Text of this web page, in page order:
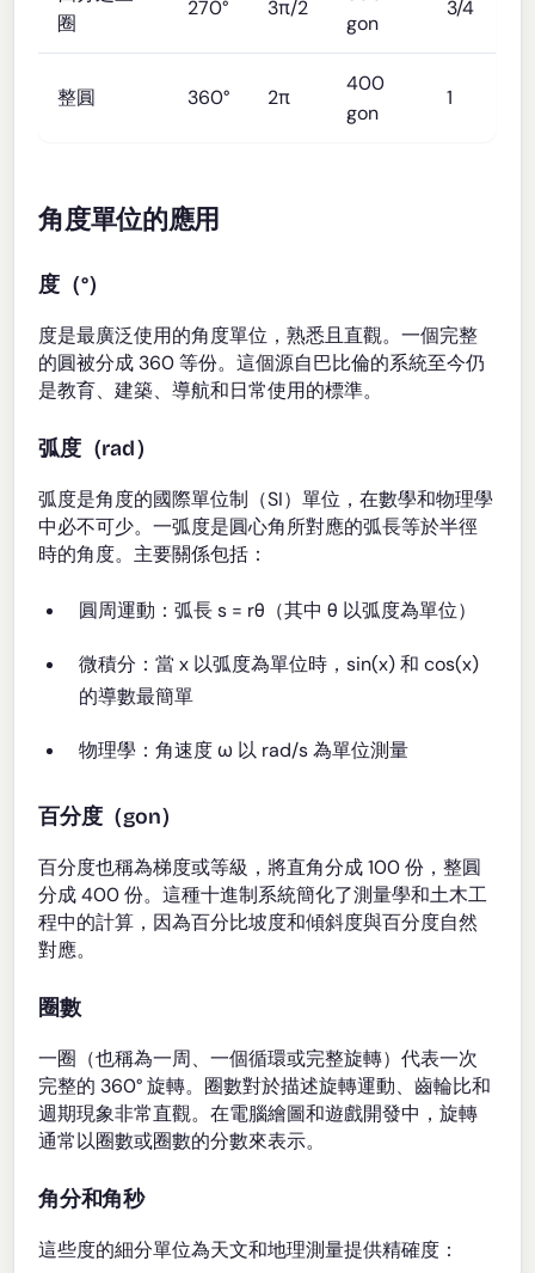
圈
270° 3π/2
gon
3/4
整圓 360° 2π
400
gon
1
角度單位的應用
度（°）
度是最廣泛使用的角度單位，熟悉且直觀。一個完整
的圓被分成 360 等份。這個源自巴比倫的系統至今仍
是教育、建築、導航和日常使用的標準。
弧度（rad）
弧度是角度的國際單位制（SI）單位，在數學和物理學
中必不可少。一弧度是圓心角所對應的弧長等於半徑
時的角度。主要關係包括：
圓周運動：弧長 s = rθ（其中 θ 以弧度為單位）
微積分：當 x 以弧度為單位時，sin(x) 和 cos(x)
的導數最簡單
物理學：角速度 ω 以 rad/s 為單位測量
百分度（gon）
百分度也稱為梯度或等級，將直角分成 100 份，整圓
分成 400 份。這種十進制系統簡化了測量學和土木工
程中的計算，因為百分比坡度和傾斜度與百分度自然
對應。
圈數
一圈（也稱為一周、一個循環或完整旋轉）代表一次
完整的 360° 旋轉。圈數對於描述旋轉運動、齒輪比和
週期現象非常直觀。在電腦繪圖和遊戲開發中，旋轉
通常以圈數或圈數的分數來表示。
角分和角秒
這些度的細分單位為天文和地理測量提供精確度：